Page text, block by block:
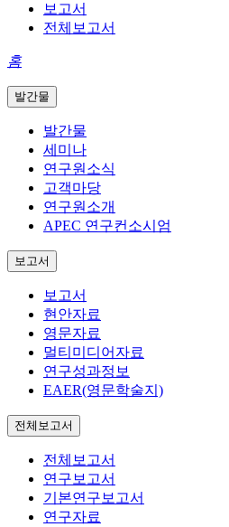
보고서
전체보고서
홈
발간물
발간물
세미나
연구원소식
고객마당
연구원소개
APEC 연구컨소시엄
보고서
보고서
현안자료
영문자료
멀티미디어자료
연구성과정보
EAER(영문학술지)
전체보고서
전체보고서
연구보고서
기본연구보고서
연구자료